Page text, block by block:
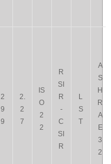
2
9
9
2.
2
7
IS
O
2
2
R
SI
R
-
C
SI
R
L
S
T
A
S
H
R
A
E
3
2